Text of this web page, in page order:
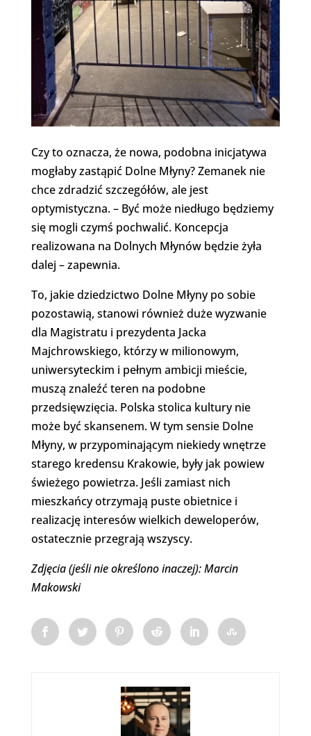
Czy to oznacza, że nowa, podobna inicjatywa
mogłaby zastąpić Dolne Młyny? Zemanek nie
chce zdradzić szczegółów, ale jest
optymistyczna. – Być może niedługo będziemy
się mogli czymś pochwalić. Koncepcja
realizowana na Dolnych Młynów będzie żyła
dalej – zapewnia.
To, jakie dziedzictwo Dolne Młyny po sobie
pozostawią, stanowi również duże wyzwanie
dla Magistratu i prezydenta Jacka
Majchrowskiego, którzy w milionowym,
uniwersyteckim i pełnym ambicji mieście,
muszą znaleźć teren na podobne
przedsięwzięcia. Polska stolica kultury nie
może być skansenem. W tym sensie Dolne
Młyny, w przypominającym niekiedy wnętrze
starego kredensu Krakowie, były jak powiew
świeżego powietrza. Jeśli zamiast nich
mieszkańcy otrzymają puste obietnice i
realizację interesów wielkich deweloperów,
ostatecznie przegrają wszyscy.
Zdjęcia (jeśli nie określono inaczej): Marcin
Makowski